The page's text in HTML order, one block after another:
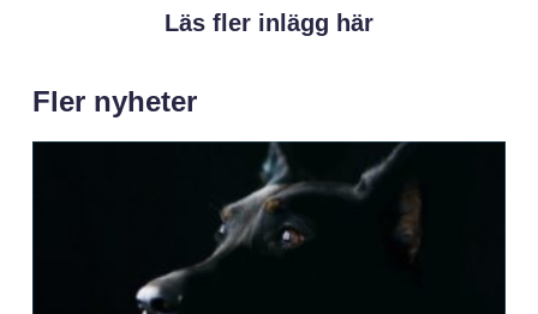
Läs fler inlägg här
Fler nyheter